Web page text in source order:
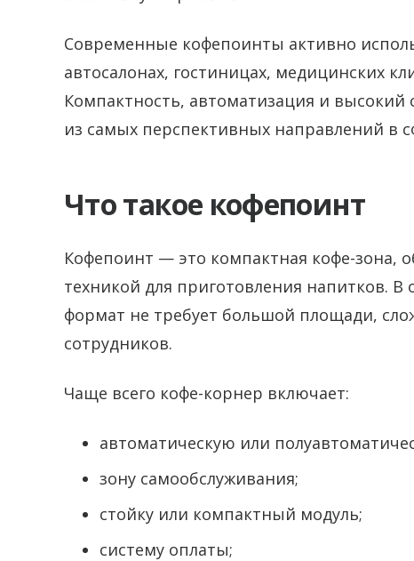
Современные кофепоинты активно
автосалонах, гостиницах, медицинских
Компактность, автоматизация и
из самых перспективных направлений в
Что такое кофепоинт
Кофепоинт — это компактная кофе-зона,
техникой для приготовления напитков. В
формат не требует большой площади,
сотрудников.
Чаще всего кофе-корнер включает:
автоматическую или
зону самообслуживания;
стойку или компактный модуль;
систему оплаты;